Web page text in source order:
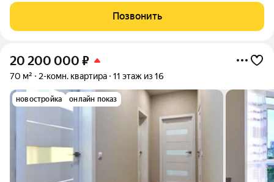
для всей семьи. Этот
Позвонить
20 200 000 ₽
70 м² 2-комн. квартира 11 этаж из 16
новостройка онлайн показ